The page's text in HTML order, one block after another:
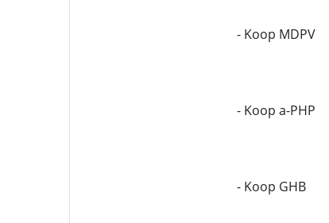
- Koop MDPV
- Koop a-PHP
- Koop GHB